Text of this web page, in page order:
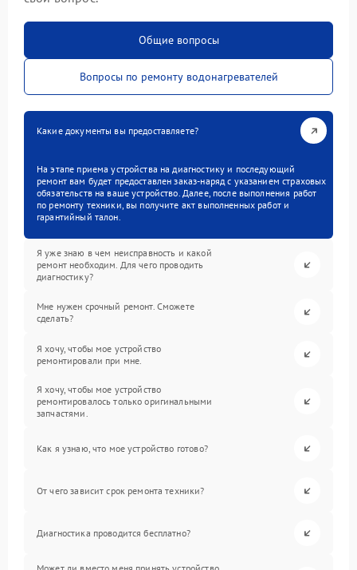
Общие вопросы
Вопросы по ремонту водонагревателей
Какие документы вы предоставляете?
На этапе приема устройства на диагностику и последующий
ремонт вам будет предоставлен заказ-наряд с указанием страховых
обязательств на ваше устройство. Далее, после выполнения работ
по ремонту техники, вы получите акт выполненных работ и
гарантийный талон.
Я уже знаю в чем неисправность и какой
ремонт необходим. Для чего проводить
диагностику?
Мне нужен срочный ремонт. Сможете
сделать?
Я хочу, чтобы мое устройство
ремонтировали при мне.
Я хочу, чтобы мое устройство
ремонтировалось только оригинальными
запчастями.
Как я узнаю, что мое устройство готово?
От чего зависит срок ремонта техники?
Диагностика проводится бесплатно?